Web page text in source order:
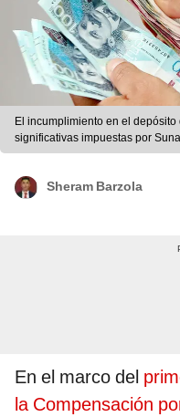
El incumplimiento en el
significativas impuestas por
Sheram Barzola
En el marco del
la Compensación